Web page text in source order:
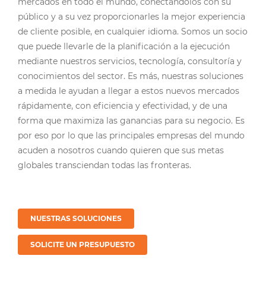
público y a su vez proporcionarles la mejor experiencia
de cliente posible, en cualquier idioma. Somos un socio
que puede llevarle de la planificación a la ejecución
mediante nuestros servicios, tecnología, consultoría y
conocimientos del sector. Es más, nuestras soluciones
a medida le ayudan a llegar a estos nuevos mercados
rápidamente, con eficiencia y efectividad, y de una
forma que maximiza las ganancias para su negocio. Es
por eso por lo que las principales empresas del mundo
acuden a nosotros cuando quieren que sus metas
globales transciendan todas las fronteras.
NUESTRAS SOLUCIONES
SOLICITE UN PRESUPUESTO